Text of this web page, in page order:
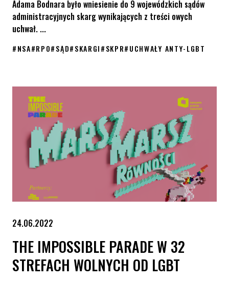
Adama Bodnara było wniesienie do 9 wojewódzkich sądów
administracyjnych skarg wynikających z treści owych
uchwał. ...
#NSA#RPO#SĄD#SKARGI#SKPR#UCHWAŁY ANTY-LGBT
24.06.2022
THE IMPOSSIBLE PARADE W 32
STREFACH WOLNYCH OD LGBT